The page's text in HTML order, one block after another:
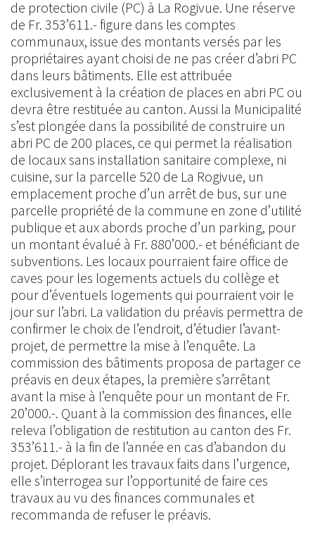
de protection civile (PC) à La Rogivue. Une réserve
de Fr. 353’611.- figure dans les comptes
communaux, issue des montants versés par les
propriétaires ayant choisi de ne pas créer d’abri PC
dans leurs bâtiments. Elle est attribuée
exclusivement à la création de places en abri PC ou
devra être restituée au canton. Aussi la Municipalité
s’est plongée dans la possibilité de construire un
abri PC de 200 places, ce qui permet la réalisation
de locaux sans installation sanitaire complexe, ni
cuisine, sur la parcelle 520 de La Rogivue, un
emplacement proche d’un arrêt de bus, sur une
parcelle propriété de la commune en zone d’utilité
publique et aux abords proche d’un parking, pour
un montant évalué à Fr. 880’000.- et bénéficiant de
subventions. Les locaux pourraient faire office de
caves pour les logements actuels du collège et
pour d’éventuels logements qui pourraient voir le
jour sur l’abri. La validation du préavis permettra de
confirmer le choix de l’endroit, d’étudier l’avant-
projet, de permettre la mise à l’enquête. La
commission des bâtiments proposa de partager ce
préavis en deux étapes, la première s’arrêtant
avant la mise à l’enquête pour un montant de Fr.
20’000.-. Quant à la commission des finances, elle
releva l’obligation de restitution au canton des Fr.
353’611.- à la fin de l’année en cas d’abandon du
projet. Déplorant les travaux faits dans l’urgence,
elle s’interrogea sur l’opportunité de faire ces
travaux au vu des finances communales et
recommanda de refuser le préavis.